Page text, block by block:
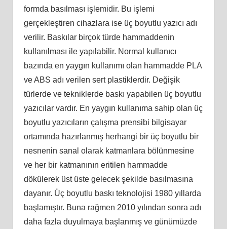
formda basılması işlemidir. Bu işlemi
gerçekleştiren cihazlara ise üç boyutlu yazıcı adı
verilir. Baskılar birçok türde hammaddenin
kullanılması ile yapılabilir. Normal kullanıcı
bazında en yaygın kullanımı olan hammadde PLA
ve ABS adı verilen sert plastiklerdir. Değişik
türlerde ve tekniklerde baskı yapabilen üç boyutlu
yazıcılar vardır. En yaygın kullanıma sahip olan üç
boyutlu yazıcıların çalışma prensibi bilgisayar
ortamında hazırlanmış herhangi bir üç boyutlu bir
nesnenin sanal olarak katmanlara bölünmesine
ve her bir katmanının eritilen hammadde
dökülerek üst üste gelecek şekilde basılmasına
dayanır. Üç boyutlu baskı teknolojisi 1980 yıllarda
başlamıştır. Buna rağmen 2010 yılından sonra adı
daha fazla duyulmaya başlanmış ve günümüzde